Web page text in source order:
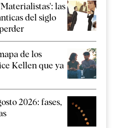
las
del siglo
de los
Kellen que ya
2026: fases,